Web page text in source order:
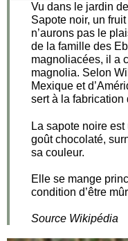
Vu dans le jardin
Sapote noir, un
n’aurons pas le
de la famille des
magnoliacées, il a
magnolia. Selon
Mexique et
sert à la
La sapote noire
goût chocolaté,
sa couleur.
Elle se mange
condition d’être
Source Wikipédia